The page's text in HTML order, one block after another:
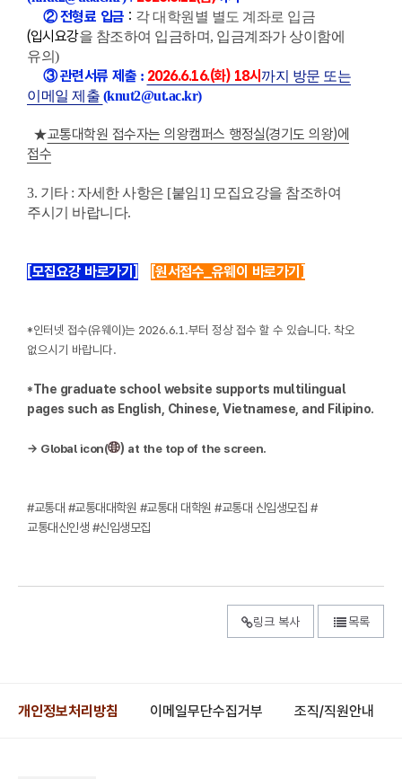
② 전형료 입금 : 각 대학원별 별도 계좌로 입금
(입시요강을 참조하여 입금하며, 입금계좌가 상이함에
유의)
③ 관련서류 제출 : 2026.6.16.(화) 18시 까지 방문 또는
이메일 제출 (knut2@ut.ac.kr)
★교통대학원 접수자는 의왕캠퍼스 행정실(경기도 의왕)에
접수
3. 기타 : 자세한 사항은 [붙임1] 모집요강을 참조하여
주시기 바랍니다.
[모집요강 바로가기] [원서접수_유웨이 바로가기]
*인터넷 접수(유웨이)는 2026.6.1.부터 정상 접수 할 수 있습니다. 착오
없으시기 바랍니다.
*The graduate school website supports multilingual
pages such as English, Chinese, Vietnamese, and Filipino.
→ Global icon( ) at the top of the screen.
#교통대 #교통대대학원 #교통대 대학원 #교통대 신입생모집 #
교통대신인생 #신입생모집
링크 복사 목록
개인정보처리방침 이메일무단수집거부 조직/직원안내